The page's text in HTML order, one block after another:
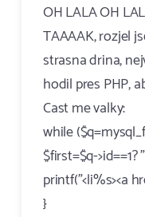
OH LALA OH
TAAAAK, rozjel
strasna drina,
hodil pres PHP,
Cast me valky:
while
$first=$q-
printf("<li%s><a
}